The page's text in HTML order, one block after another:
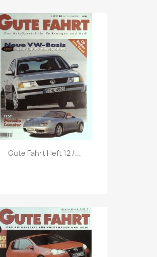
Vorschau
Gute Fahrt Heft 12 /...